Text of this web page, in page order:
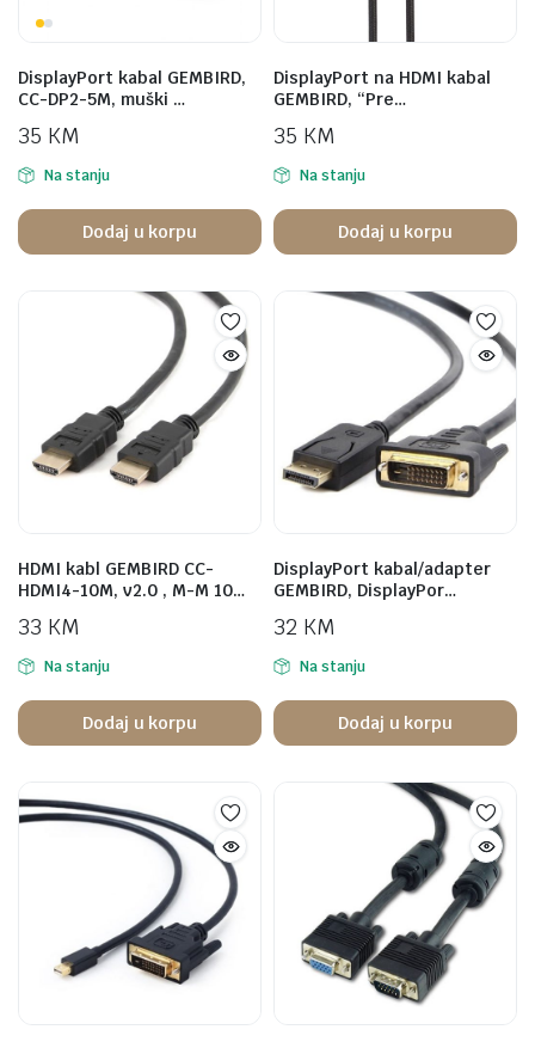
DisplayPort kabal GEMBIRD,
CC-DP2-5M, muški …
35 KM
Na stanju
Dodaj u korpu
DisplayPort na HDMI kabal
GEMBIRD, “Pre…
35 KM
Na stanju
Dodaj u korpu
HDMI kabl GEMBIRD CC-
HDMI4-10M, v2.0 , M-M 10…
33 KM
Na stanju
Dodaj u korpu
DisplayPort kabal/adapter
GEMBIRD, DisplayPor…
32 KM
Na stanju
Dodaj u korpu